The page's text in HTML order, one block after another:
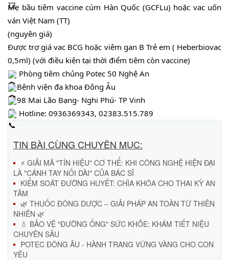
Mẹ bầu tiêm vaccine cúm Hàn Quốc (GCFLu) hoặc vac uốn
ván Việt Nam (TT)
(nguyên giá)
Được trợ giá vac BCG hoặc viêm gan B Trẻ em ( Heberbiovac
0,5ml) (với điều kiện tại thời điểm tiêm còn vaccine)
Phòng tiêm chủng Potec 50 Nghệ An
Bệnh viện đa khoa Đông Âu
98 Mai Lão Bạng- Nghi Phú- TP Vinh
Hotline: 0936369343, 02383.515.789
TIN BÀI CÙNG CHUYÊN MỤC:
⚡ GIẢI MÃ "TÍN HIỆU" CƠ THỂ: KHI CÔNG NGHỆ HIỆN ĐẠI
LÀ "CÁNH TAY NỐI DÀI" CỦA BÁC SĨ
KIỂM SOÁT ĐƯỜNG HUYẾT: CHÌA KHÓA CHO THAI KỲ AN
TÂM
🌿 THUỐC ĐÔNG DƯỢC – GIẢI PHÁP AN TOÀN TỪ THIÊN
NHIÊN 🌿
💧 BẢO VỆ "ĐƯỜNG ỐNG" SỨC KHỎE: KHÁM TIẾT NIỆU
CHUYÊN SÂU
POTEC ĐÔNG ÂU - HÀNH TRANG VỮNG VÀNG CHO CON
YÊU